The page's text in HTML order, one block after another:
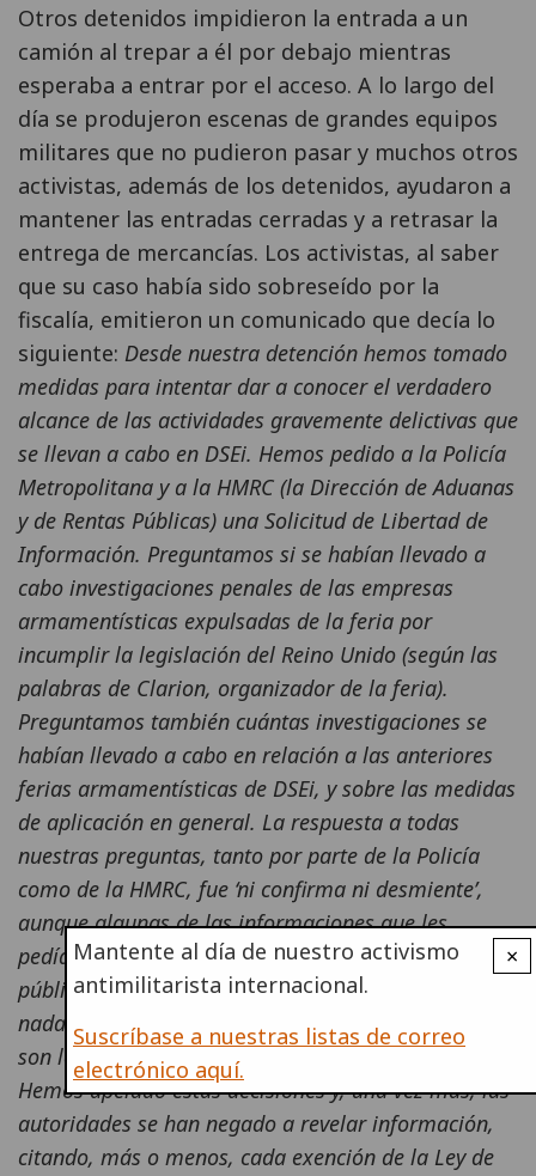
Otros detenidos impidieron la entrada a un
camión al trepar a él por debajo mientras
esperaba a entrar por el acceso. A lo largo del
día se produjeron escenas de grandes equipos
militares que no pudieron pasar y muchos otros
activistas, además de los detenidos, ayudaron a
mantener las entradas cerradas y a retrasar la
entrega de mercancías. Los activistas, al saber
que su caso había sido sobreseído por la
fiscalía, emitieron un comunicado que decía lo
siguiente: Desde nuestra detención hemos tomado
medidas para intentar dar a conocer el verdadero
alcance de las actividades gravemente delictivas que
se llevan a cabo en DSEi. Hemos pedido a la Policía
Metropolitana y a la HMRC (la Dirección de Aduanas
y de Rentas Públicas) una Solicitud de Libertad de
Información. Preguntamos si se habían llevado a
cabo investigaciones penales de las empresas
armamentísticas expulsadas de la feria por
incumplir la legislación del Reino Unido (según las
palabras de Clarion, organizador de la feria).
Preguntamos también cuántas investigaciones se
habían llevado a cabo en relación a las anteriores
ferias armamentísticas de DSEi, y sobre las medidas
de aplicación en general. La respuesta a todas
nuestras preguntas, tanto por parte de la Policía
como de la HMRC, fue ‘ni confirma ni desmiente’,
aunque algunas de las informaciones que les
pedíamos que confirmasen ya eran de conocimiento
público. Parece ser que la actitud de ‘no confirmar
nada’ es la que pretenden mantener. Las preguntas
son legítimas y de un enorme interés público.
Hemos apelado estas decisiones y, una vez más, las
autoridades se han negado a revelar información,
citando, más o menos, cada exención de la Ley de
×
Mantente al día de nuestro activismo
antimilitarista internacional.
Suscríbase a nuestras listas de correo
electrónico aquí.